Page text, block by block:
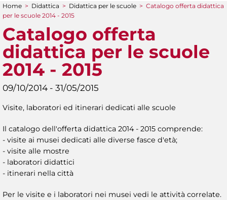
Tu sei qui
Home > Didattica > Didattica per le scuole > Catalogo offerta didattica
per le scuole 2014 - 2015
Catalogo offerta
didattica per le scuole
2014 - 2015
09/10/2014 - 31/05/2015
Visite, laboratori ed itinerari dedicati alle scuole
Il catalogo dell'offerta didattica 2014 - 2015 comprende:
- visite ai musei dedicati alle diverse fasce d'età;
- visite alle mostre
- laboratori didattici
- itinerari nella città
Per le visite e i laboratori nei musei vedi le attività correlate.